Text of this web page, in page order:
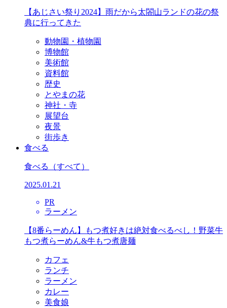
【あじさい祭り2024】雨だから太閤山ランドの花の祭
典に行ってきた
動物園・植物園
博物館
美術館
資料館
歴史
とやまの花
神社・寺
展望台
夜景
街歩き
食べる
食べる （すべて）
2025.01.21
PR
ラーメン
【8番らーめん】もつ煮好きは絶対食べるべし！野菜牛
もつ煮らーめん&牛もつ煮唐麺
カフェ
ランチ
ラーメン
カレー
美食娘